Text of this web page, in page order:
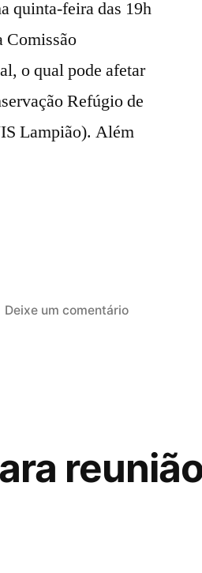
quinta-feira das 19h
Comissão
o qual pode afetar
Refúgio de
Lampião). Além
Deixe um comentárioem
setembro